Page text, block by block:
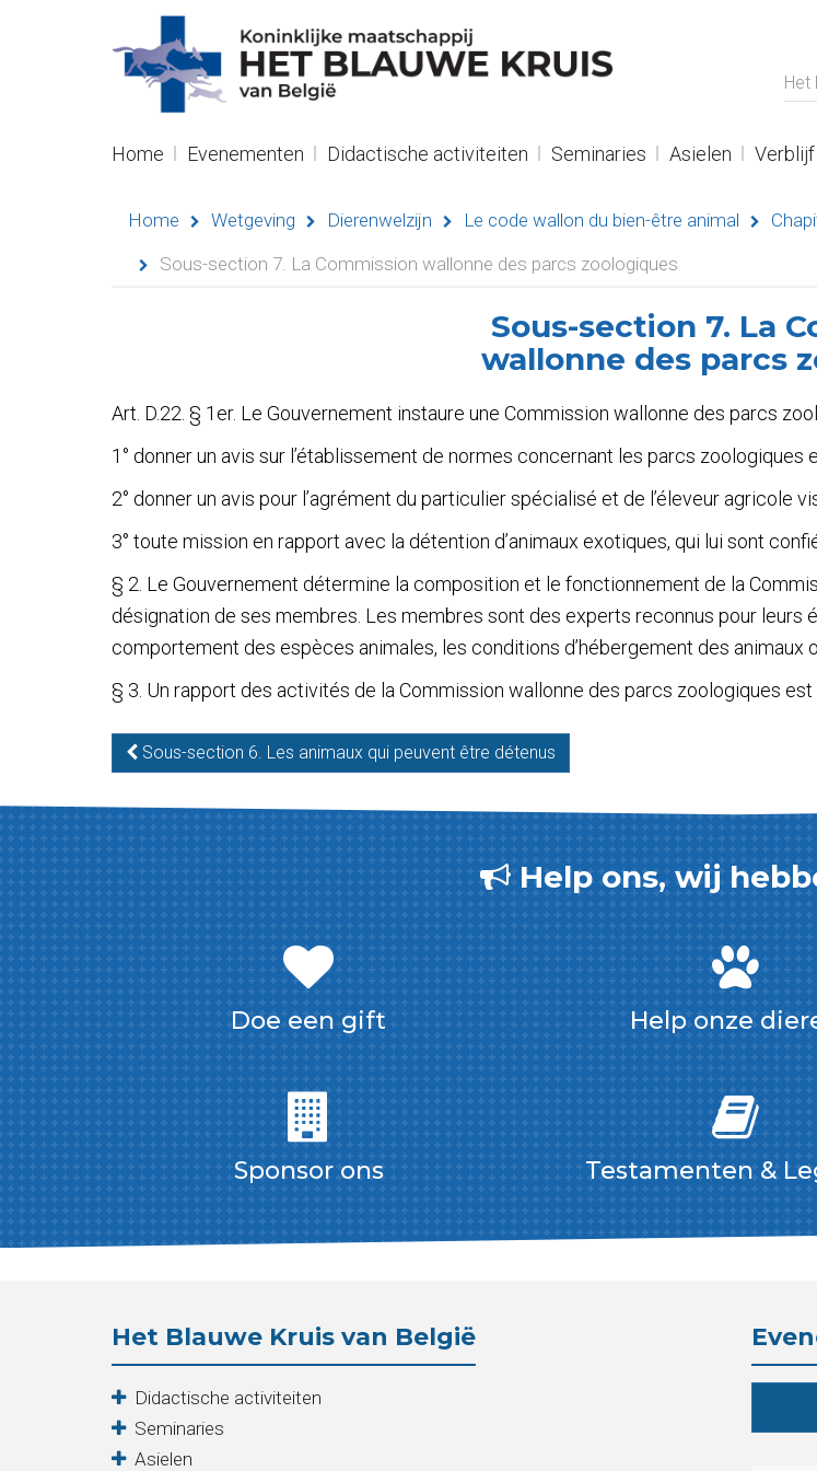
Navigation
Het
Home Evenementen Didactische activiteiten Seminaries Asielen Verblijf
Home Wetgeving Dierenwelzijn Le code wallon du bien-être animal
Sous-section 7. La Commission wallonne des parcs zoologiques
Sous-section 7. La
wallonne des parcs
Art. D.22. § 1 er. Le Gouvernement instaure une Commission wallonne des parcs
1° donner un avis sur l’établissement de normes concernant les parcs zoologiques
2° donner un avis pour l’agrément du particulier spécialisé et de l’éleveur agricole
3° toute mission en rapport avec la détention d’animaux exotiques, qui lui sont
§ 2. Le Gouvernement détermine la composition et le fonctionnement de la
désignation de ses membres. Les membres sont des experts reconnus pour
comportement des espèces animales, les conditions d’hébergement des
§ 3. Un rapport des activités de la Commission wallonne des parcs zoologiques
Sous-section 6. Les animaux qui peuvent être détenus
Help ons, wij
Doe een gift Help onze
Sponsor ons Testamenten &
Het Blauwe Kruis van België
Didactische activiteiten
Seminaries
Asielen